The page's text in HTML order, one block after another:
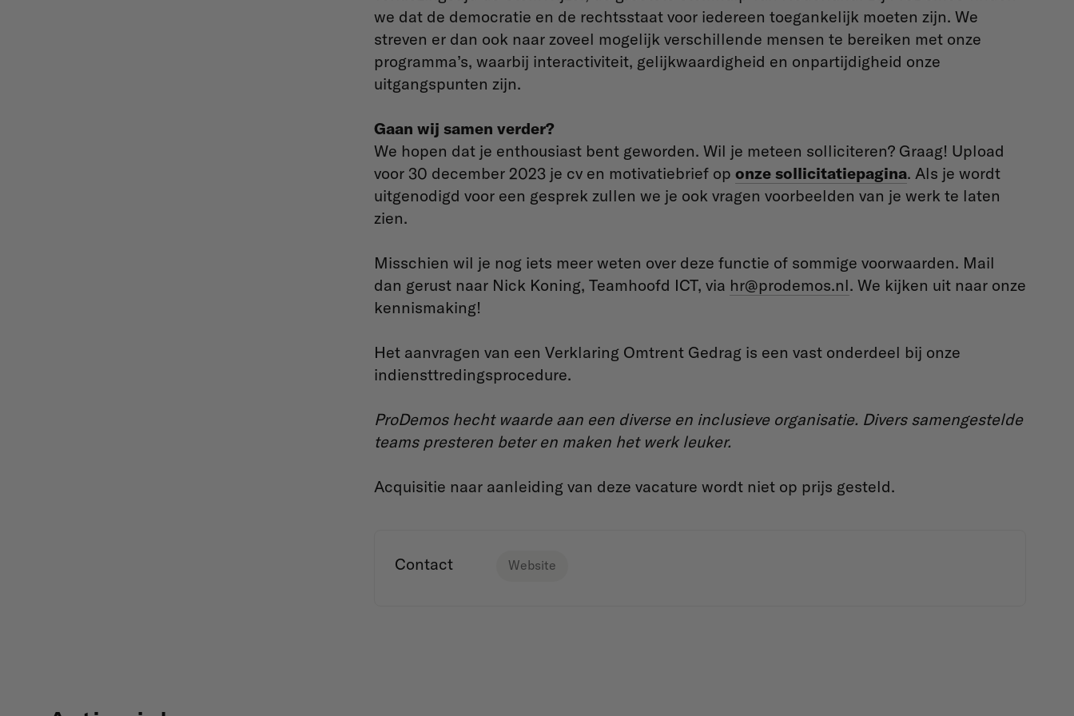
we dat de democratie en de rechtsstaat voor iedereen toegankelijk moeten zijn. We
streven er dan ook naar zoveel mogelijk verschillende mensen te bereiken met onze
programma’s, waarbij interactiviteit, gelijkwaardigheid en onpartijdigheid onze
uitgangspunten zijn.
Gaan wij samen verder?
We hopen dat je enthousiast bent geworden. Wil je meteen solliciteren? Graag! Upload
voor 30 december 2023 je cv en motivatiebrief op onze sollicitatiepagina. Als je wordt
uitgenodigd voor een gesprek zullen we je ook vragen voorbeelden van je werk te laten
zien.
Misschien wil je nog iets meer weten over deze functie of sommige voorwaarden. Mail
dan gerust naar Nick Koning, Teamhoofd ICT, via hr@prodemos.nl. We kijken uit naar onze
kennismaking!
Het aanvragen van een Verklaring Omtrent Gedrag is een vast onderdeel bij onze
indiensttredingsprocedure.
ProDemos hecht waarde aan een diverse en inclusieve organisatie. Divers samengestelde
teams presteren beter en maken het werk leuker.
Acquisitie naar aanleiding van deze vacature wordt niet op prijs gesteld.
Contact Website